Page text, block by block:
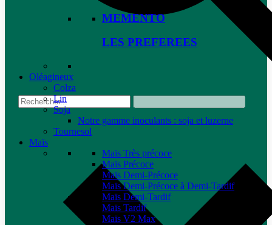
MEMENTO
LES PREFEREES
Oléagineux
Colza
Lin
Soja
Notre gamme inoculants : soja et luzerne
Tournesol
Maïs
Maïs Très précoce
Maïs Précoce
Maïs Demi-Précoce
Maïs Demi-Précoce à Demi-Tardif
Maïs Demi-Tardif
Maïs Tardif
Maïs V2 Max